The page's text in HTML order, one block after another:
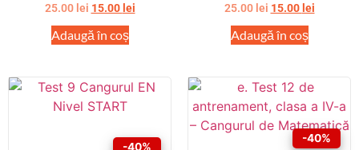
25.00 lei 15.00 lei
Adaugă în coș
25.00 lei 15.00 lei
Adaugă în coș
-40%
-40%